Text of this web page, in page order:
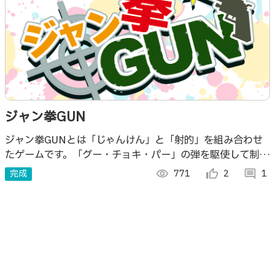
ジャン拳GUN
ジャン拳GUNとは「じゃんけん」と「射的」を組み合わせ
たゲームです。「グー・チョキ・パー」の弾を駆使して制限
時間内に多くの的を狙いましょう！
完成 visibility 771 thumb_up_alt 2 comment 1